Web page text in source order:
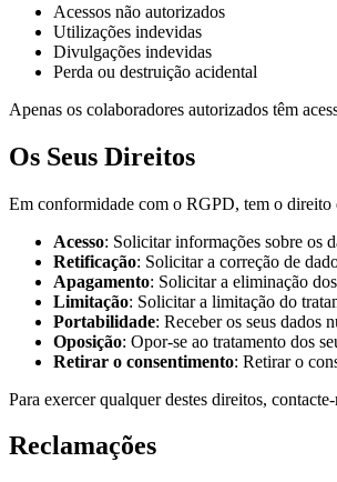
Acessos não autorizados
Utilizações indevidas
Divulgações indevidas
Perda ou destruição acidental
Apenas os colaboradores autorizados têm
Os Seus Direitos
Em conformidade com o RGPD, tem o direito
Acesso: Solicitar informações sobre os
Retificação: Solicitar a correção de
Apagamento: Solicitar a eliminação
Limitação: Solicitar a limitação do
Portabilidade: Receber os seus dados
Oposição: Opor-se ao tratamento dos
Retirar o consentimento: Retirar o
Para exercer qualquer destes direitos,
Reclamações